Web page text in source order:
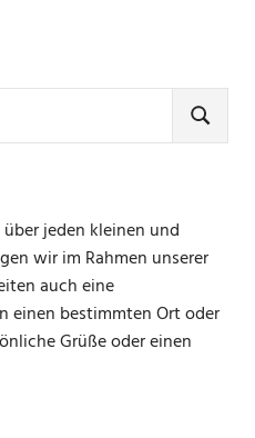
SUCHEN
jeden kleinen und
wir im Rahmen unserer
auch eine
einen bestimmten Ort oder
Grüße oder einen